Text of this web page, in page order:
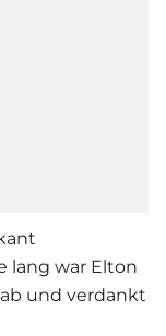
lang war Elton
und verdankt